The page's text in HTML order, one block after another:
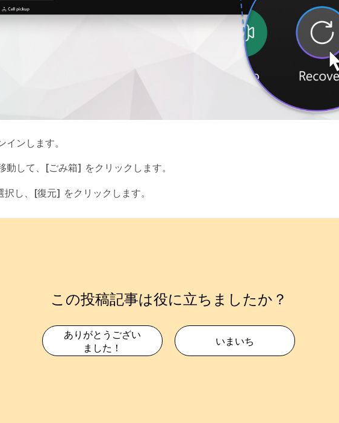
ンします。
動して、 [ごみ箱] をクリックします。
し、 [復元] をクリックします。
この投稿記事は役に立ちましたか？
ありがとうござい
ました！
いまいち